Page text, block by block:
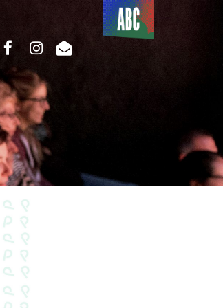
Du côté
de l’ABC
facebookinstagram
email